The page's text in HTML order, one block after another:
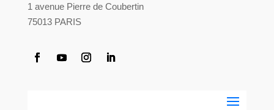
1 avenue Pierre de Coubertin
75013 PARIS